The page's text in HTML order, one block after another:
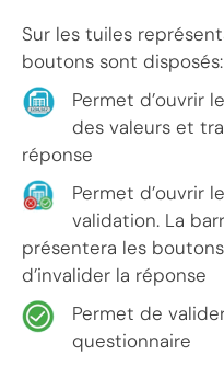
Sur les tuiles
boutons sont disposés:
Permet d’ouvrir
des valeurs et
réponse
Permet d’ouvrir
validation. La
présentera les
d’invalider la réponse
Permet de
questionnaire